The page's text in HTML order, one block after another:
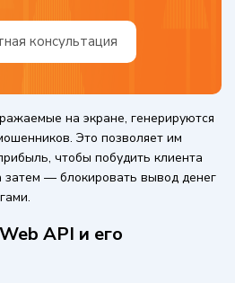
консультация
на экране, генерируются
Это позволяет им
чтобы побудить клиента
затем — блокировать вывод денег
API и его